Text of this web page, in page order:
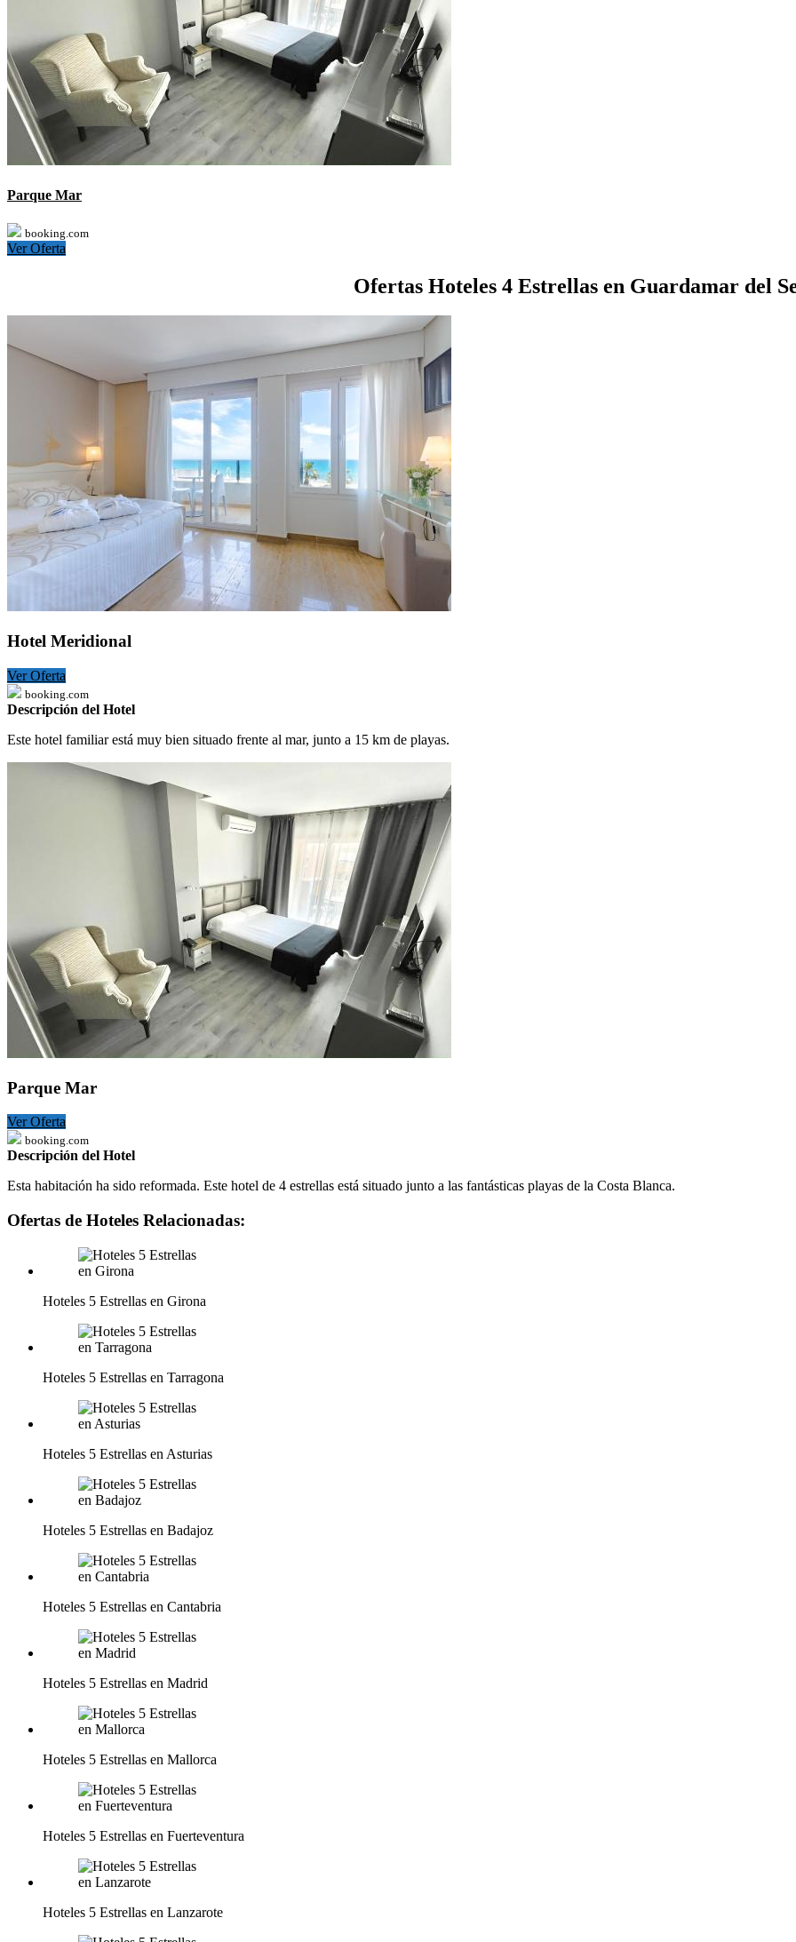
Parque Mar
booking.com
Ver Oferta
Ofertas Hoteles 4 Estrellas en Guardamar del
Hotel Meridional
Ver Oferta
booking.com
Descripción del Hotel
Este hotel familiar está muy bien situado frente al mar, junto a 15 km de playas.
Parque Mar
Ver Oferta
booking.com
Descripción del Hotel
Esta habitación ha sido reformada. Este hotel de 4 estrellas está situado junto a las fantásticas playas de la Costa Blanca.
Ofertas de Hoteles Relacionadas:
Hoteles 5 Estrellas en Girona
Hoteles 5 Estrellas en Tarragona
Hoteles 5 Estrellas en Asturias
Hoteles 5 Estrellas en Badajoz
Hoteles 5 Estrellas en Cantabria
Hoteles 5 Estrellas en Madrid
Hoteles 5 Estrellas en Mallorca
Hoteles 5 Estrellas en Fuerteventura
Hoteles 5 Estrellas en Lanzarote